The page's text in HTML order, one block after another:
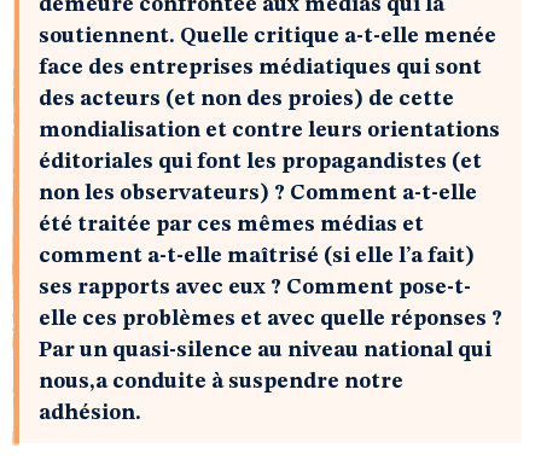
demeure confrontée aux médias qui la
soutiennent. Quelle critique a-t-elle menée
face des entreprises médiatiques qui sont
des acteurs (et non des proies) de cette
mondialisation et contre leurs orientations
éditoriales qui font les propagandistes (et
non les observateurs) ? Comment a-t-elle
été traitée par ces mêmes médias et
comment a-t-elle maîtrisé (si elle l’a fait)
ses rapports avec eux ? Comment pose-t-
elle ces problèmes et avec quelle réponses ?
Par un quasi-silence au niveau national qui
nous,a conduite à suspendre notre
adhésion.